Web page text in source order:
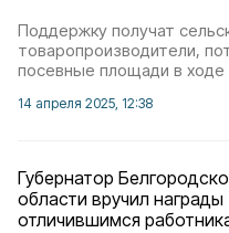
Поддержку получат
товаропроизводители,
посевные площади в
14 апреля 2025, 12:38
Губернатор
области вручил награды
отличившимся